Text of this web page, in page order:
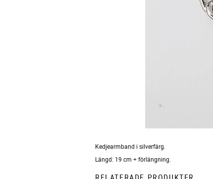
Kedjearmband i silverfärg.
Längd: 19 cm + förlängning.